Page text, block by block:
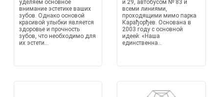
уделяем основное
внимание эстетике ваших
зубов. Однако основой
красивой улыбки является
здоровье и прочность
зубов, что необходимо для
их эстети...
и 29, автобусом № 83 и
всеми линиями,
проходящими мимо парка
Карађорђев. Основана в
2003 году с основной
идеей: «Наша
единственна...